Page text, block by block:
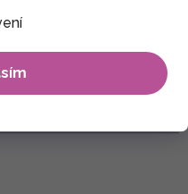
hedvábí
velmi příjemné na nošení.
materiál do letních veder.